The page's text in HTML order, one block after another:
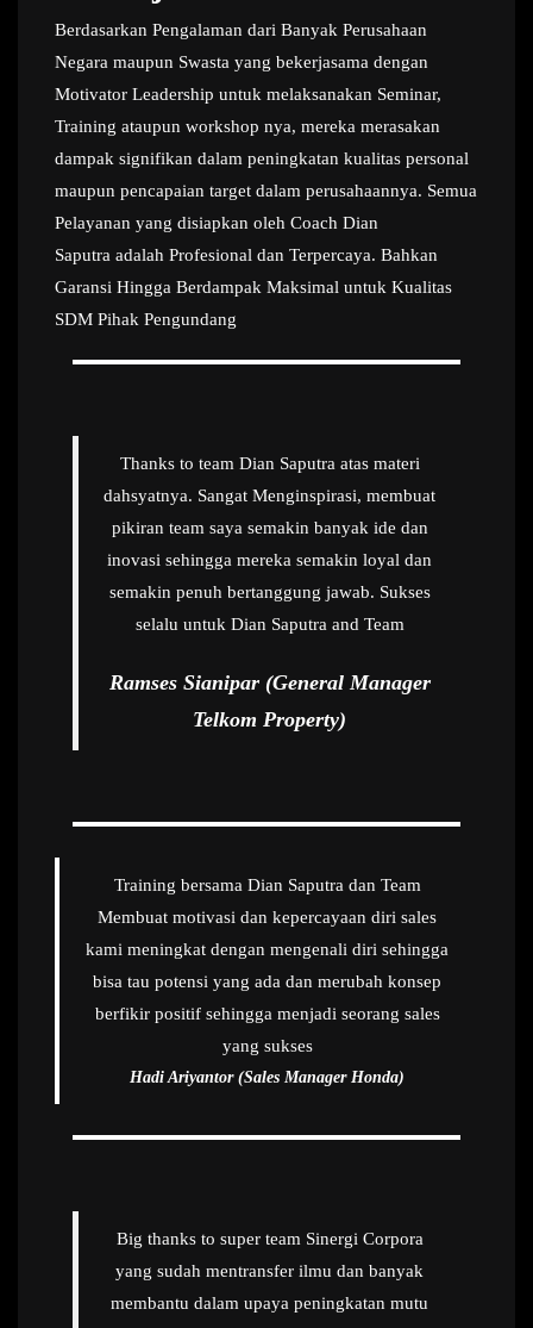
Berdasarkan Pengalaman dari Banyak Perusahaan
Negara maupun Swasta yang bekerjasama dengan
Motivator Leadership untuk melaksanakan Seminar,
Training ataupun workshop nya, mereka merasakan
dampak signifikan dalam peningkatan kualitas personal
maupun pencapaian target dalam perusahaannya. Semua
Pelayanan yang disiapkan oleh Coach Dian
Saputra adalah Profesional dan Terpercaya. Bahkan
Garansi Hingga Berdampak Maksimal untuk Kualitas
SDM Pihak Pengundang
Thanks to team Dian Saputra atas materi
dahsyatnya. Sangat Menginspirasi, membuat
pikiran team saya semakin banyak ide dan
inovasi sehingga mereka semakin loyal dan
semakin penuh bertanggung jawab. Sukses
selalu untuk Dian Saputra and Team
Ramses Sianipar (General Manager
Telkom Property)
Training bersama Dian Saputra dan Team
Membuat motivasi dan kepercayaan diri sales
kami meningkat dengan mengenali diri sehingga
bisa tau potensi yang ada dan merubah konsep
berfikir positif sehingga menjadi seorang sales
yang sukses
Hadi Ariyantor (Sales Manager Honda)
Big thanks to super team Sinergi Corpora
yang sudah mentransfer ilmu dan banyak
membantu dalam upaya peningkatan mutu